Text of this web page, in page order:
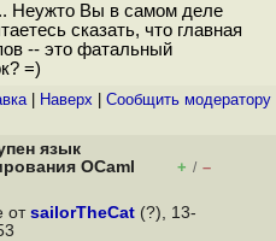
Неужто Вы в самом деле
сказать, что главная
-- это фатальный
=)
| Наверх Cообщить модератору
язык
OCaml
+ / –
от sailorTheCat (?), 13-